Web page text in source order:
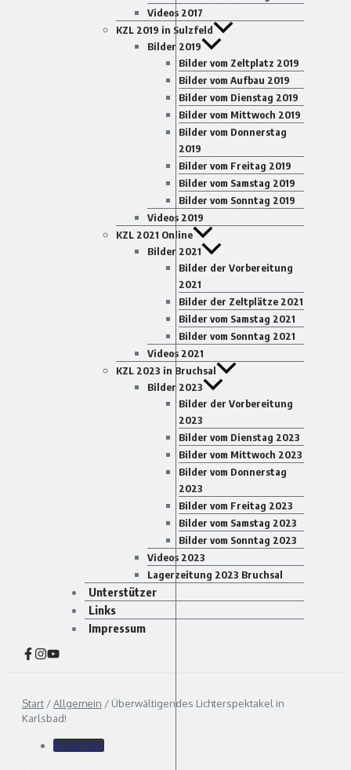
Videos 2017
KZL 2019 in Sulzfeld
Bilder 2019
Bilder vom Zeltplatz 2019
Bilder vom Aufbau 2019
Bilder vom Dienstag 2019
Bilder vom Mittwoch 2019
Bilder vom Donnerstag
2019
Bilder vom Freitag 2019
Bilder vom Samstag 2019
Bilder vom Sonntag 2019
Videos 2019
KZL 2021 Online
Bilder 2021
Bilder der Vorbereitung
2021
Bilder der Zeltplätze 2021
Bilder vom Samstag 2021
Bilder vom Sonntag 2021
Videos 2021
KZL 2023 in Bruchsal
Bilder 2023
Bilder der Vorbereitung
2023
Bilder vom Dienstag 2023
Bilder vom Mittwoch 2023
Bilder vom Donnerstag
2023
Bilder vom Freitag 2023
Bilder vom Samstag 2023
Bilder vom Sonntag 2023
Videos 2023
Lagerzeitung 2023 Bruchsal
Unterstützer
Links
Impressum
Start /Allgemein / Überwältigendes Lichterspektakel in
Karlsbad!
Allgemein